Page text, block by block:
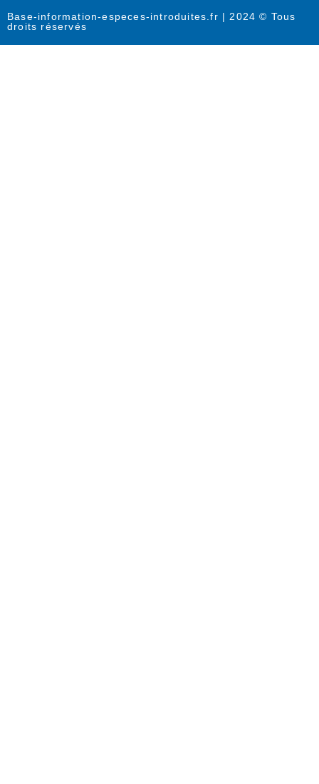
Base-information-especes-introduites.fr | 2024 © Tous
droits réservés